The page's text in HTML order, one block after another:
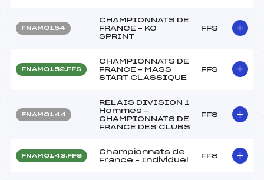
FNAM0154
CHAMPIONNATS DE
FRANCE – KO
SPRINT
FFS
FNAM0152.FFS
CHAMPIONNATS DE
FRANCE – MASS
START CLASSIQUE
FFS
FNAM0144
RELAIS DIVISION 1
Hommes –
CHAMPIONNATS DE
FRANCE DES CLUBS
FFS
FNAM0143.FFS
Championnats de
France – Individuel
FFS